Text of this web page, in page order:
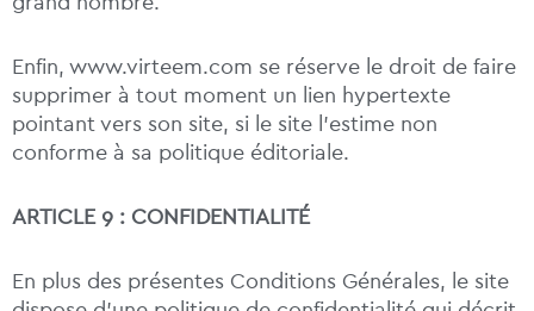
Enfin, www.virteem.com se réserve le droit de faire
supprimer à tout moment un lien hypertexte
pointant vers son site, si le site l’estime non
conforme à sa politique éditoriale.
ARTICLE 9 : CONFIDENTIALITÉ
En plus des présentes Conditions Générales, le site